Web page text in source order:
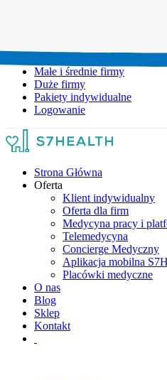
Małe i średnie firmy
Duże firmy
Pakiety indywidualne
Logowanie
Strona Główna
Oferta
Klient indywidualny
Oferta dla firm
Medycyna pracy i
Telemedycyna
Concierge Medyczny
Aplikacja mobilna
Placówki medyczne
O nas
Blog
Sklep
Kontakt